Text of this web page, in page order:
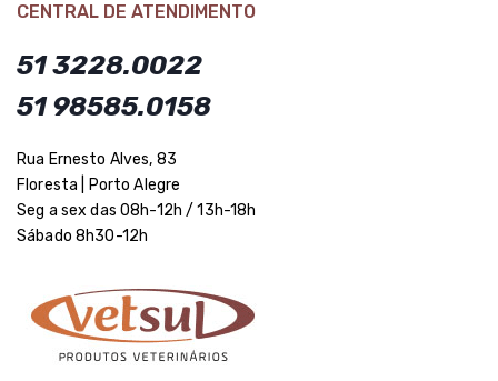
CENTRAL DE ATENDIMENTO
51 3228.0022
51 98585.0158
Rua Ernesto Alves, 83
Floresta | Porto Alegre
Seg a sex das 08h-12h / 13h-18h
Sábado 8h30-12h